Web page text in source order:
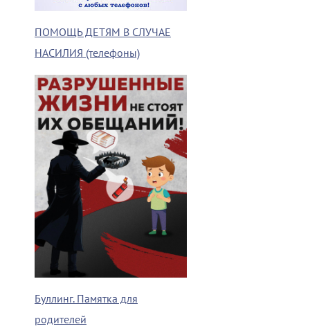
ПОМОЩЬ ДЕТЯМ В СЛУЧАЕ
НАСИЛИЯ (телефоны)
Буллинг. Памятка для
родителей